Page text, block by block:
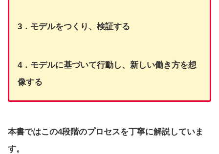
3．モデルをつくり、検証する
4．モデルに基づいて行動し、新しい働き方を想
像する
本書ではこの4段階のプロセスを丁寧に解説していま
す。